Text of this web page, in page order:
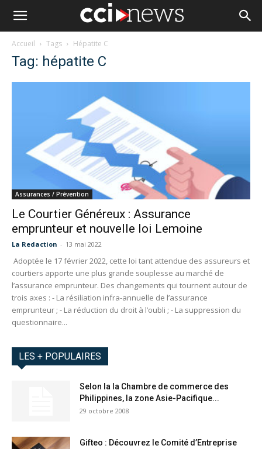
Accueil Tags Hépatite C
Tag: hépatite C
Assurances / Prévention
Le Courtier Généreux : Assurance
emprunteur et nouvelle loi Lemoine
La Redaction - 13 mai 2022
Adoptée le 17 février 2022, cette loi tant attendue des assureurs et
courtiers apporte une plus grande souplesse au marché de
l’assurance emprunteur. Des changements qui tournent autour de
trois axes : - La résiliation infra-annuelle de l’assurance
emprunteur ; - La réduction du droit à l’oubli ; - La suppression du
questionnaire...
LES + POPULAIRES
Selon la la Chambre de commerce des
Philippines, la zone Asie-Pacifique...
29 octobre 2008
Gifteo : Découvrez le Comité d’Entreprise